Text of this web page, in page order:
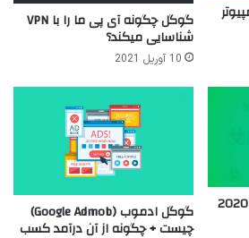
گوگل چگونه آی پی ما را با VPN
شناسایی میکند؟
10 آوریل 2021
گوگل ادموب (Google Admob)
چیست + چگونه از آن درآمد کسب